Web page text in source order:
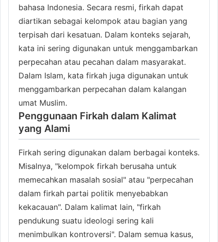
bahasa Indonesia. Secara resmi, firkah dapat
diartikan sebagai kelompok atau bagian yang
terpisah dari kesatuan. Dalam konteks sejarah,
kata ini sering digunakan untuk menggambarkan
perpecahan atau pecahan dalam masyarakat.
Dalam Islam, kata firkah juga digunakan untuk
menggambarkan perpecahan dalam kalangan
umat Muslim.
Penggunaan Firkah dalam Kalimat
yang Alami
Firkah sering digunakan dalam berbagai konteks.
Misalnya, "kelompok firkah berusaha untuk
memecahkan masalah sosial" atau "perpecahan
dalam firkah partai politik menyebabkan
kekacauan". Dalam kalimat lain, "firkah
pendukung suatu ideologi sering kali
menimbulkan kontroversi". Dalam semua kasus,